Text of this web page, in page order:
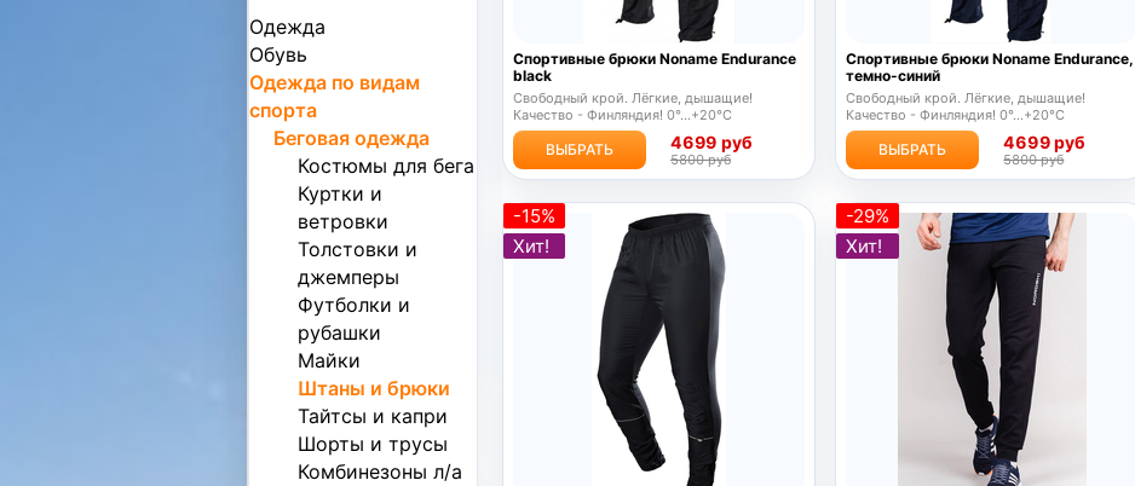
Одежда
Обувь
Одежда по видам
спорта
Беговая одежда
Костюмы для бега
Куртки и
ветровки
Толстовки и
джемперы
Футболки и
рубашки
Майки
Штаны и брюки
Тайтсы и капри
Шорты и трусы
Комбинезоны л/а
Спортивные брюки Noname Endurance
black
Свободный крой. Лёгкие, дышащие!
Качество - Финляндия! 0°...+20°С
ВЫБРАТЬ 4699 руб
5800 руб
Спортивные брюки Noname Endurance,
темно-синий
Свободный крой. Лёгкие, дышащие!
Качество - Финляндия! 0°...+20°С
ВЫБРАТЬ 4699 руб
5800 руб
-15%
Хит!
-29%
Хит!